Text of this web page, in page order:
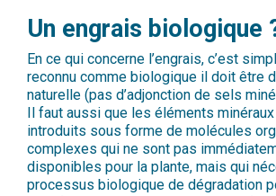
Un engrais biologique
En ce qui concerne l’engrais, c’est
reconnu comme biologique il doit être
naturelle (pas d’adjonction de sels
Il faut aussi que les éléments
introduits sous forme de molécules
complexes qui ne sont pas
disponibles pour la plante, mais qui
processus biologique de dégradation